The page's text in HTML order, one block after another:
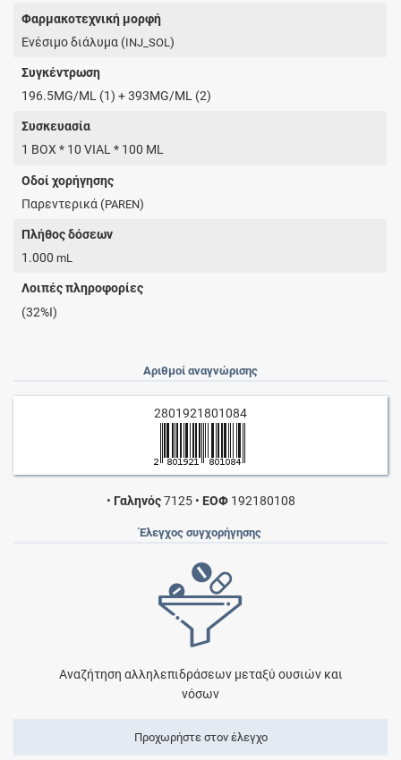
Φαρμακοτεχνική μορφή
Eνέσιμο διάλυμα (INJ_SOL)
Συγκέντρωση
196.5MG/ML (1) + 393MG/ML (2)
Συσκευασία
1 BOX * 10 VIAL * 100 ML
Οδοί χορήγησης
Παρεντερικά (PAREN)
Πλήθος δόσεων
1.000mL
Λοιπές πληροφορίες
(32%I)
Αριθμοί αναγνώρισης
2801921801084
• Γαληνός7125 • ΕΟΦ192180108
Έλεγχος συγχορήγησης
Αναζήτηση αλληλεπιδράσεων μεταξύ ουσιών και
νόσων
Προχωρήστε στον έλεγχο